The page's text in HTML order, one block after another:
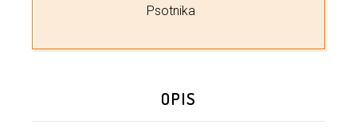
Psotnika
OPIS